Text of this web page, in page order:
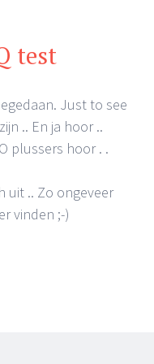
test
Just to see
.. En ja hoor ..
plussers hoor . .
uit .. Zo ongeveer
vinden ;-)